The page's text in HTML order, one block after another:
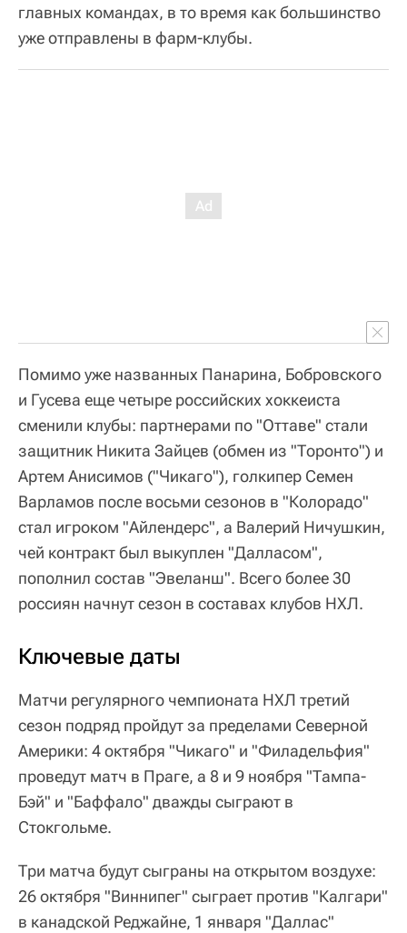
главных командах, в то время как большинство
уже отправлены в фарм-клубы.
Помимо уже названных Панарина, Бобровского
и Гусева еще четыре российских хоккеиста
сменили клубы: партнерами по "Оттаве" стали
защитник Никита Зайцев (обмен из "Торонто") и
Артем Анисимов ("Чикаго"), голкипер Семен
Варламов после восьми сезонов в "Колорадо"
стал игроком "Айлендерс", а Валерий Ничушкин,
чей контракт был выкуплен "Далласом",
пополнил состав "Эвеланш". Всего более 30
россиян начнут сезон в составах клубов НХЛ.
Ключевые даты
Матчи регулярного чемпионата НХЛ третий
сезон подряд пройдут за пределами Северной
Америки: 4 октября "Чикаго" и "Филадельфия"
проведут матч в Праге, а 8 и 9 ноября "Тампа-
Бэй" и "Баффало" дважды сыграют в
Стокгольме.
Три матча будут сыграны на открытом воздухе:
26 октября "Виннипег" сыграет против "Калгари"
в канадской Реджайне, 1 января "Даллас"